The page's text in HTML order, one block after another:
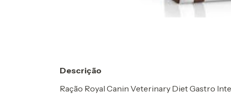
Descrição
Ração Royal Canin Veterinary Diet Gastro